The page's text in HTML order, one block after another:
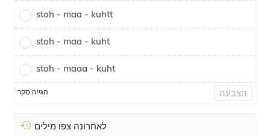
stoh - maa - kuhtt
stoh - maa - kuht
stoh - maaa - kuht
הגייה סקר הצבעה
לאחרונה צפו מילים